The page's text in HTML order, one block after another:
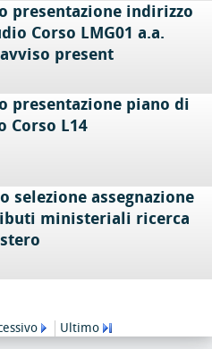
presentazione indirizzo
Corso LMG01 a.a.
present
presentazione piano di
Corso L14
selezione assegnazione
ministeriali ricerca
Ultimo